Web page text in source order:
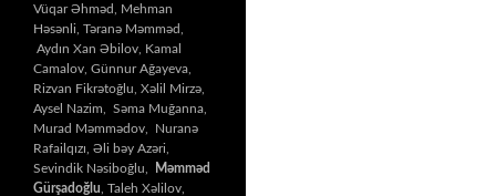
Vüqar Əhməd, Mehman
Həsənli, Təranə Məmməd,
Aydın Xan Əbilov, Kamal
Camalov, Günnur Ağayeva,
Rizvan Fikrətoğlu, Xəlil Mirzə,
Aysel Nazim, Səma Muğanna,
Murad Məmmədov, Nuranə
Rafailqızı, Əli bəy Azəri,
Sevindik Nəsiboğlu,
Məmməd
Gürşadoğlu , Taleh Xəlilov,